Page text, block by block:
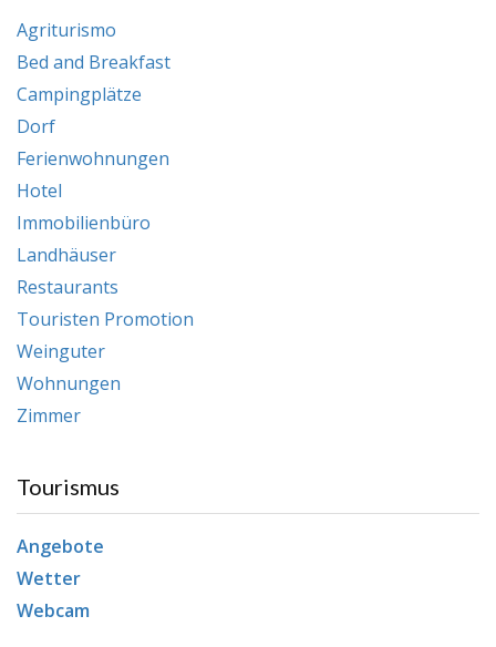
Agriturismo
Bed and Breakfast
Campingplätze
Dorf
Ferienwohnungen
Hotel
Immobilienbüro
Landhäuser
Restaurants
Touristen Promotion
Weinguter
Wohnungen
Zimmer
Tourismus
Angebote
Wetter
Webcam